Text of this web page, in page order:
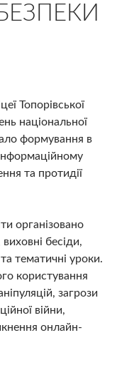
Топорівської
національної
формування в
та протидії
організовано
бесіди,
тематичні уроки.
користування
загрози
війни,
онлайн-